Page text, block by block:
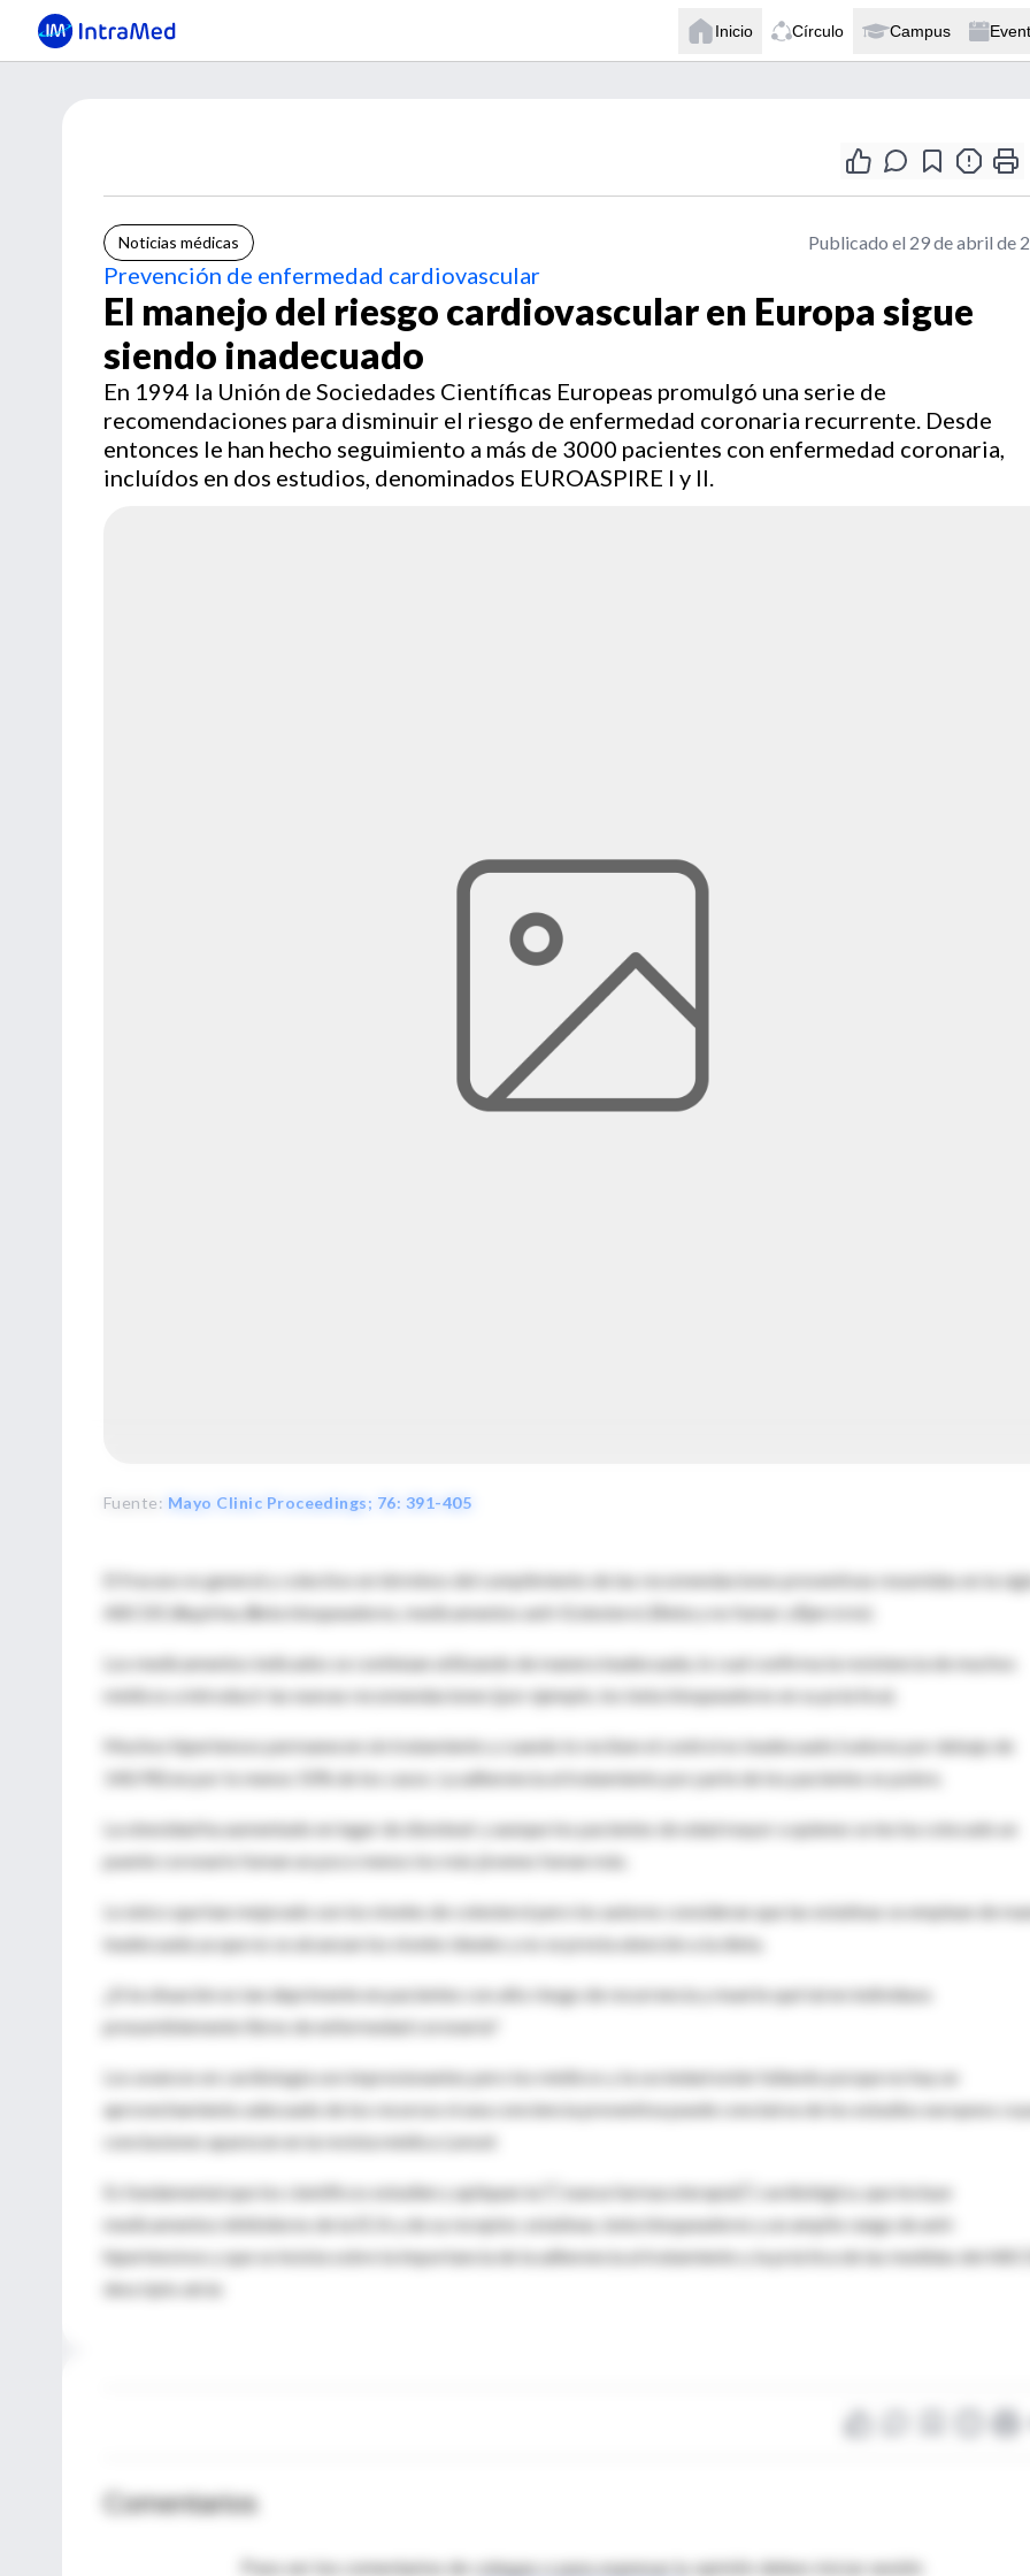
Inicio Círculo Campus
Noticias médicas Publicado el 29 de abril de
Prevención de enfermedad cardiovascular
El manejo del riesgo cardiovascular en Europa sigue
siendo inadecuado
En 1994 la Unión de Sociedades Científicas Europeas promulgó una serie de
recomendaciones para disminuir el riesgo de enfermedad coronaria recurrente. Desde
entonces le han hecho seguimiento a más de 3000 pacientes con enfermedad coronaria,
incluídos en dos estudios, denominados EUROASPIRE I y II.
Fuente: Mayo Clinic Proceedings; 76: 391-405
El fracaso es general y colectivo en términos del cumplimiento de las recomendaciones preventivas resumidas en la
ABCDE (Aspirina,Beta bloqueadores, medicamentos anti- olesterol, Dieta y no fumar yEjercicio).
Los medicamentos indicados se continúan utilizando de manera inadecuada, lo cual confirma la resistencia de muchos
médicos a introducir las nuevas recomendaciones (por ejemplo, los beta bloqueadores en su práctica).
Muchos hipertensos permanecen sin tratamiento y cuando lo reciben el control es inadecuado (valores por debajo de
140/90) en por lo menos 50% de los casos. La adherencia al tratamiento por parte de los pacientes es pobre.
La obesidad ha aumentado en lugar de disminuir y aunque los pacientes de edad mayor a quienes se les ha colocado un
puente coronario fuman un poco menos los más jóvenes fuman más.
Lo único que han mejorado son los niveles de colesterol pero los autores consideran que las estatinas se emplean de
inadecuada ya que no se alcanzan los niveles ideales y no se presta atención a la dieta.
¿Si la situación es tan deprimente en pacientes con alto riesgo de recurrencia y muerte qué tal en individuos
presumiblemente libres de enfermedad coronaria?
Los avances en cardiología son impresionantes pero los médicos y la sociedad están fallando porque no hay un
aprovechamiento adecuado de los recursos ni una conciencia preventiva puede concluirse de los estudios europeos
conclusiones aparecen en la revista médica
Lancet
Es fundamental que los científicos estudien y apliquen la  nueva farmacoterapia cardiológica, que incluye
medicamentos inhibidores de la ECA y de su receptor, estatinas, beta bloqueadores y un amplio rango de anti-
hipertensivos y que se insista sobre la importancia de la adherencia al tratamiento y la práctica de las medidas del
descripto atrás
Comentarios
Para ver los comentarios de colegas o para expresar tu opinión debes iniciar sesión